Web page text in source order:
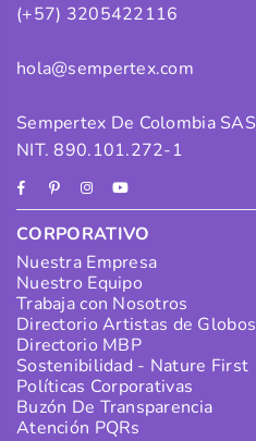
(+57) 3205422116
hola@sempertex.com
Sempertex De Colombia SAS
NIT. 890.101.272-1
FacebookPinterestInstagram
YouTube
CORPORATIVO
Nuestra Empresa
Nuestro Equipo
Trabaja con Nosotros
Directorio Artistas de Globos
Directorio MBP
Sostenibilidad - Nature First
Políticas Corporativas
Buzón De Transparencia
Atención PQRs